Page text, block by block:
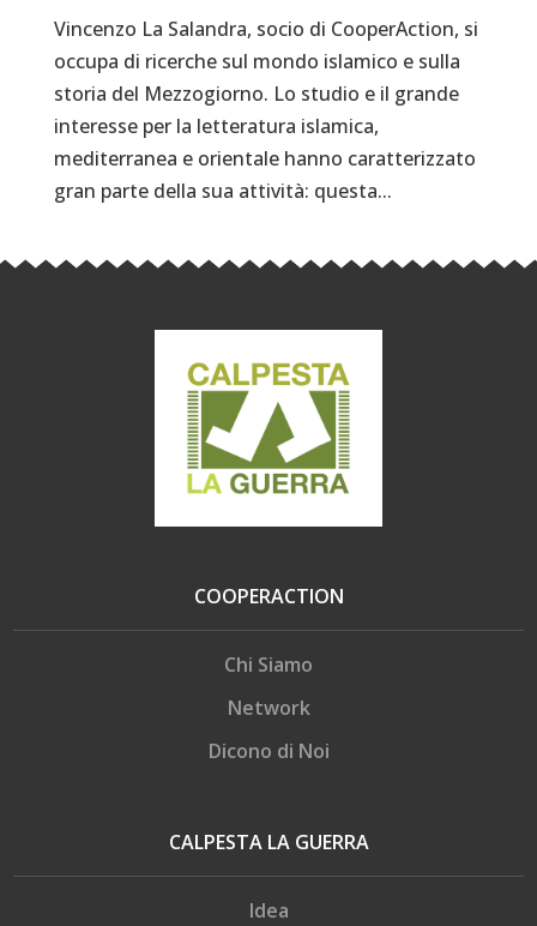
Vincenzo La Salandra, socio di CooperAction, si
occupa di ricerche sul mondo islamico e sulla
storia del Mezzogiorno. Lo studio e il grande
interesse per la letteratura islamica,
mediterranea e orientale hanno caratterizzato
gran parte della sua attività: questa...
COOPERACTION
Chi Siamo
Network
Dicono di Noi
CALPESTA LA GUERRA
Idea